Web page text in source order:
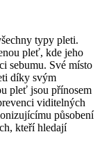
typy pleti.
pleť, kde jeho
sebumu. Své místo
díky svým
pleť jsou přínosem
viditelných
působení
kteří hledají